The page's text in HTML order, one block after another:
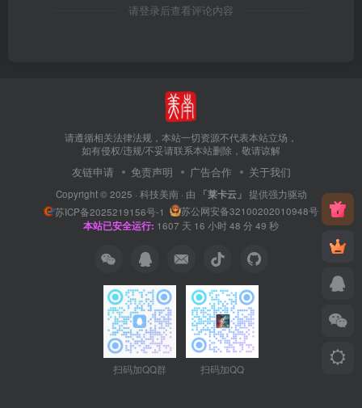
请登录后查看评论内容
请遵循相关法律法规，本站一切资源不代表本站立场，
如有侵权/违规/不妥请联系本站删除，敬请谅解
友链申请 免责声明 广告合作 关于我们
Copyright © 2025 · 科技美南 · 由 「莱卡云」 提供强力驱动
苏ICP备2025219156号-1
苏公网安备32100202010948号
本站已安全运行: 1607 天 16 小时48 分 50 秒
扫码加QQ群 扫码加QQ